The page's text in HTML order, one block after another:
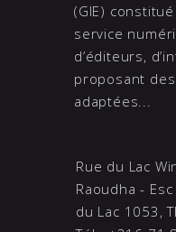
(GIE)
service
d’éditeurs,
proposant
adaptées...
Rue du Lac
Raoudha -
du Lac 1053,